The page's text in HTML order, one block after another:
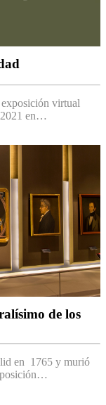
virtual
2021 en…
de los
en 1765 y murió